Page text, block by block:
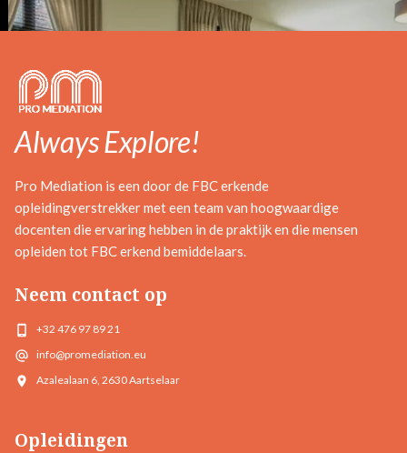
Always Explore!
Pro Mediation is een door de FBC erkende
opleidingverstrekker met een team van hoogwaardige
docenten die ervaring hebben in de praktijk en die mensen
opleiden tot FBC erkend bemiddelaars.
Neem contact op
+32 476 97 89 21
info@promediation.eu
Azalealaan 6, 2630 Aartselaar
Opleidingen